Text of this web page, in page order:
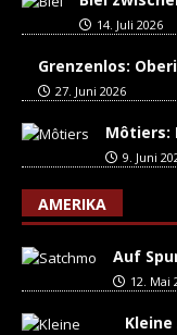
14. Juli 2026
Grenzenlos:
27. Juni 2026
Môtiers:
9. Juni
AMERIKA
Auf
12. Mai